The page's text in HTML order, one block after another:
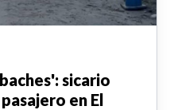
sicario
en El